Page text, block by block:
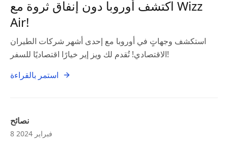
اكتشف أوروبا دون إنفاق ثروة مع Wizz
Air!
استكشف وجهاتٍ في أوروبا مع إحدى أشهر شركات الطيران
الاقتصادي! تُقدم لك ويز إير خيارًا اقتصاديًا للسفر!
استمر بالقراءة
نصائح
8 فبراير 2024